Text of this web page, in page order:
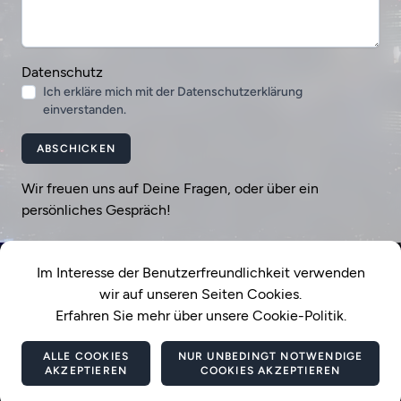
Datenschutz
Ich erkläre mich mit der Datenschutzerklärung
einverstanden.
ABSCHICKEN
Wir freuen uns auf Deine Fragen, oder über ein
persönliches Gespräch!
Im Interesse der Benutzerfreundlichkeit verwenden
wir auf unseren Seiten Cookies.
Erfahren Sie mehr über unsere Cookie-Politik.
ALLE COOKIES
AKZEPTIEREN
NUR UNBEDINGT NOTWENDIGE
COOKIES AKZEPTIEREN